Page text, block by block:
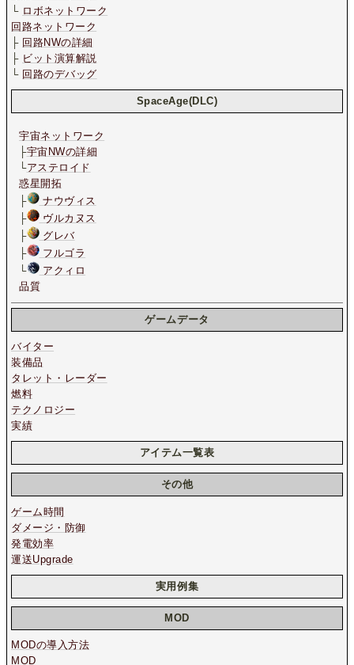
└ ロボネットワーク
回路ネットワーク
├ 回路NWの詳細
├ ビット演算解説
└ 回路のデバッグ
SpaceAge(DLC)
宇宙ネットワーク
├宇宙NWの詳細
└アステロイド
惑星開拓
├
ナウヴィス
├
ヴルカヌス
├
グレバ
├
フルゴラ
└
アクィロ
品質
ゲームデータ
バイター
装備品
タレット・レーダー
燃料
テクノロジー
実績
アイテム一覧表
その他
ゲーム時間
ダメージ・防御
発電効率
運送Upgrade
実用例集
MOD
MODの導入方法
MOD